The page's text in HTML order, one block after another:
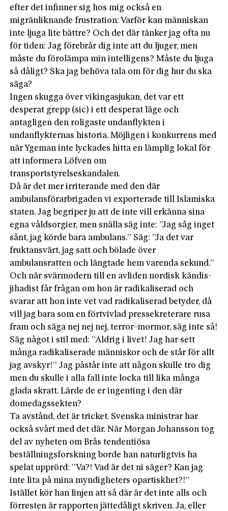
efter det infinner sig hos mig också en
migränliknande frustration: Varför kan människan
inte ljuga lite bättre? Och det där tänker jag ofta nu
för tiden: Jag förebrår dig inte att du ljuger, men
måste du förolämpa min intelligens? Måste du ljuga
så dåligt? Ska jag behöva tala om för dig hur du ska
säga?
Ingen skugga över vikingasjukan, det var ett
desperat grepp (sic) i ett desperat läge och
antagligen den roligaste undanflykten i
undanflykternas historia. Möjligen i konkurrens med
när Ygeman inte lyckades hitta en lämplig lokal för
att informera Löfven om
transportstyrelseskandalen.
Då är det mer irriterande med den där
ambulansförarbrigaden vi exporterade till Islamiska
staten. Jag begriper ju att de inte vill erkänna sina
egna våldsorgier, men snälla säg inte: ”Jag såg inget
sånt, jag körde bara ambulans.” Säg: ”Ja det var
fruktansvärt, jag satt och bölade över
ambulansratten och längtade hem varenda sekund.”
Och när svärmodern till en avliden nordisk kändis-
jihadist får frågan om hon är radikaliserad och
svarar att hon inte vet vad radikaliserad betyder, då
vill jag bara som en förtvivlad pressekreterare rusa
fram och säga nej nej nej, terror-mormor, säg inte så!
Säg något i stil med: ”Aldrig i livet! Jag har sett
många radikaliserade människor och de står för allt
jag avskyr!” Jag påstår inte att någon skulle tro dig
men du skulle i alla fall inte locka till lika många
glada skratt. Lärde de er ingenting i den där
domedagssekten?
Ta avstånd, det är tricket. Svenska ministrar har
också svårt med det där. När Morgan Johansson tog
del av nyheten om Brås tendentiösa
beställningsforskning borde han naturligtvis ha
spelat upprörd: ”Va?! Vad är det ni säger? Kan jag
inte lita på mina myndigheters opartiskhet?!”
Istället kör han linjen att så där är det inte alls och
förresten är rapporten jättedåligt skriven. Ja, eller